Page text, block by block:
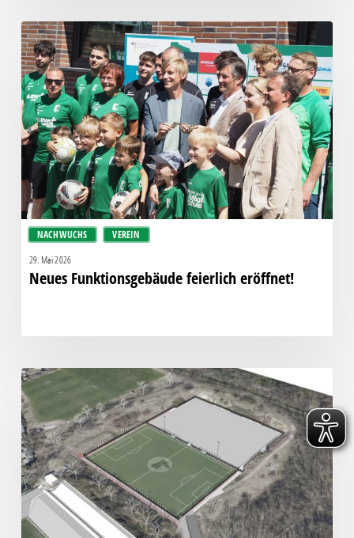
NACHWUCHS VEREIN
Neues
Funktionsgebäude
feierlich
eröffnet!
29. Mai 2026
Neues Funktionsgebäude feierlich eröffnet!
Feiertag
für
Fußball
in
Leutzsch:
Förderantrag
für
Kunstrasen
bewilligt!